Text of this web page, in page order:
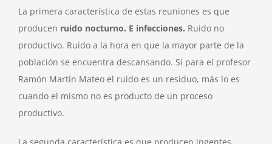
La primera característica de estas reuniones es que
producen ruido nocturno. E infecciones. Ruido no
productivo. Ruido a la hora en que la mayor parte de la
población se encuentra descansando. Si para el profesor
Ramón Martín Mateo el ruido es un residuo, más lo es
cuando el mismo no es producto de un proceso
productivo.